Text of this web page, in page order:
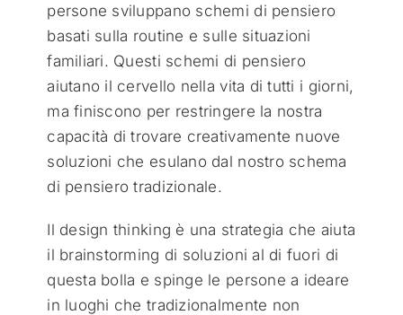
persone sviluppano schemi di pensiero
basati sulla routine e sulle situazioni
familiari. Questi schemi di pensiero
aiutano il cervello nella vita di tutti i giorni,
ma finiscono per restringere la nostra
capacità di trovare creativamente nuove
soluzioni che esulano dal nostro schema
di pensiero tradizionale.
Il design thinking è una strategia che aiuta
il brainstorming di soluzioni al di fuori di
questa bolla e spinge le persone a ideare
in luoghi che tradizionalmente non